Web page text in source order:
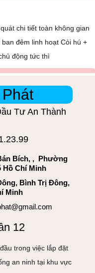
chi tiết toàn không gian
đêm linh hoạt Còi hú +
động tức thì
Tư An Thành
Bích, , Phường
Hồ Chí Minh
Bình Trị Đông,
Minh
12
trong việc lắp đặt
an ninh tại khu vực